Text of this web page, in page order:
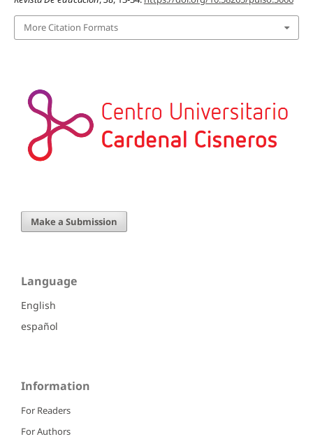
More Citation Formats
Make a Submission
Language
English
español
Information
For Readers
For Authors